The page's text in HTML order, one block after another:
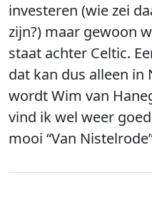
investeren (wie zei
zijn?) maar gewoon
staat achter Celtic.
dat kan dus alleen in
wordt Wim van
vind ik wel weer
mooi “Van